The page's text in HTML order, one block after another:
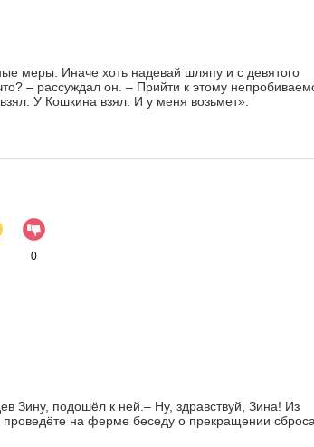
меры. Иначе хоть надевай шляпу и с девятого
– рассуждал он. – Прийти к этому
У Кошкина взял. И у меня возьмет».
0
Зину, подошёл к ней.– Ну, здравствуй, Зина! Из
проведёте на ферме беседу о прекращении сброса